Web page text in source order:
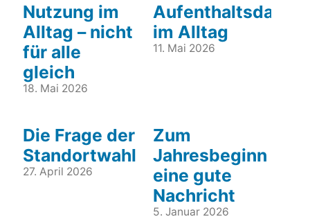
Nutzung im
Alltag – nicht
für alle
gleich
18. Mai 2026
Aufenthaltsdauer
im Alltag
11. Mai 2026
Die Frage der
Standortwahl
27. April 2026
Zum
Jahresbeginn
eine gute
Nachricht
5. Januar 2026